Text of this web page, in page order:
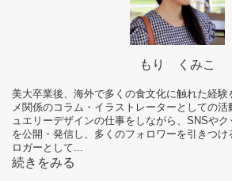
もり くみこ
美大卒業後、海外で多くの食文化に触れた経
メ関係のコラム・イラストレーターとしての
ュエリーデザインの仕事をしながら、SNSや
を公開・発信し、多くのフォロワーを引きつ
ロガーとして...
続きをみる